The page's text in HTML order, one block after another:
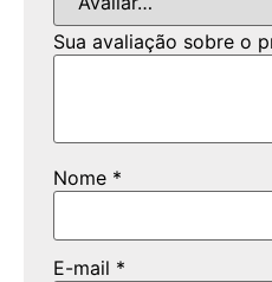
Sua avaliação sobre o
Nome *
E-mail *